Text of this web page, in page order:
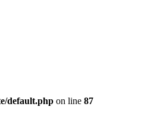
default.php on line 87